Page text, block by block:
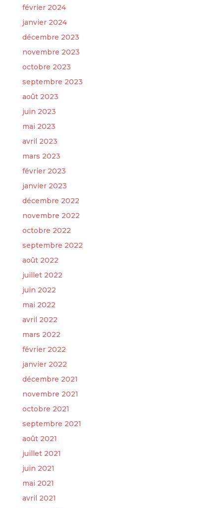
février 2024
janvier 2024
décembre 2023
novembre 2023
octobre 2023
septembre 2023
août 2023
juin 2023
mai 2023
avril 2023
mars 2023
février 2023
janvier 2023
décembre 2022
novembre 2022
octobre 2022
septembre 2022
août 2022
juillet 2022
juin 2022
mai 2022
avril 2022
mars 2022
février 2022
janvier 2022
décembre 2021
novembre 2021
octobre 2021
septembre 2021
août 2021
juillet 2021
juin 2021
mai 2021
avril 2021